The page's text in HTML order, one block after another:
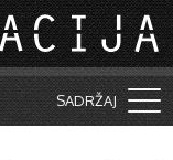
SADRŽAJ